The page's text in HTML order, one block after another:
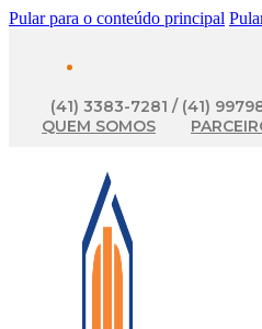
Pular para o conteúdo principal
(41) 3383-7281 / (41)
QUEM SOMOS